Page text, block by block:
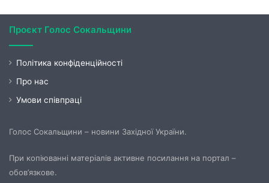
Проєкт Голос Сокальщини
Політика конфіденційності
Про нас
Умови співпраці
Голос Сокальщини – новини Західної України.
При копіюванні матеріалів активне посилання на портал –
обов’язкове.